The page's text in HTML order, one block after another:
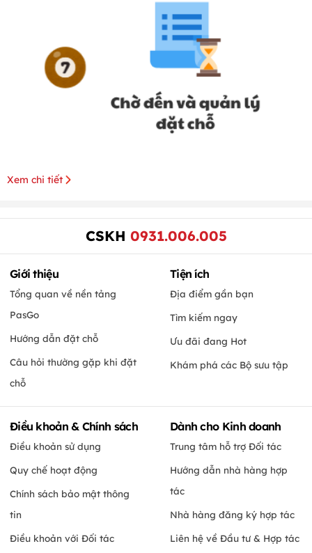
Xem chi tiết
CSKH 0931.006.005
Giới thiệu
Tổng quan về nền tảng
PasGo
Hướng dẫn đặt chỗ
Câu hỏi thường gặp khi đặt
chỗ
Tiện ích
Địa điểm gần bạn
Tìm kiếm ngay
Ưu đãi đang Hot
Khám phá các Bộ sưu tập
Điều khoản & Chính sách
Điều khoản sử dụng
Quy chế hoạt động
Chính sách bảo mật thông
tin
Điều khoản với Đối tác
Dành cho Kinh doanh
Trung tâm hỗ trợ Đối tác
Hướng dẫn nhà hàng hợp
tác
Nhà hàng đăng ký hợp tác
Liên hệ về Đầu tư & Hợp tác